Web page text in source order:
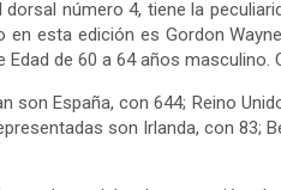
número 4, tiene la
esta edición es Gordon
de 60 a 64 años masculino.
España, con 644; Reino
son Irlanda, con 83;